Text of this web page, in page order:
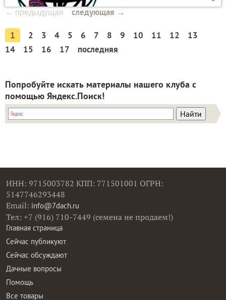
← предыдущая следующая →
1 2 3 4 5 6 7 8 9 10 11 12
13
14
15 16 17 последняя
Попробуйте искать материалы нашего клуба с
помощью Яндекс.Поиск!
ИНН: 9715003782 КПП: 771501001 ОГРН:
5147746293448
Email: info@7dach.ru
Тел: +7 (916) 710-7449 (семена не продаем!)
Главная страница
Сейчас публикуют
Сейчас обсуждают
Дачные вопросы
Помощь
Все товары